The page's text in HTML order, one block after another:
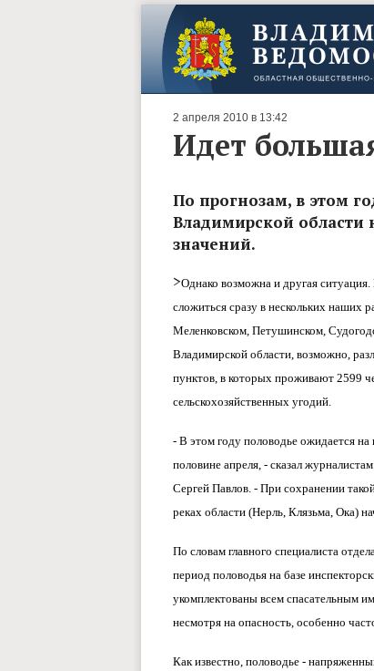
2 апреля 2010 в 13:42
Идет
По прогнозам, в этом
Владимирской области
значений.
>Однако возможна и другая
сложиться сразу в нескольких наших
Меленковском, Петушинском,
Владимирской области, возможно,
пунктов, в которых проживают 2599
сельскохозяйственных угодий.
- В этом году половодье ожидается на
половине апреля, - сказал
Сергей Павлов. - При сохранении
реках области (Нерль, Клязьма, Ока)
По словам главного специалиста
период половодья на базе
укомплектованы всем спасательным
несмотря на опасность, особенно
Как известно, половодье -